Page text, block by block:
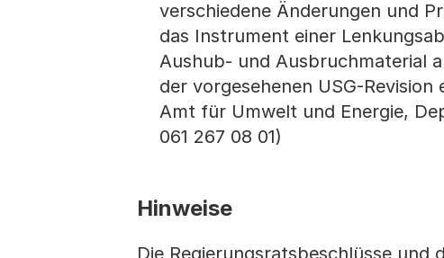
verschiedene Änderungen und
das Instrument einer
Aushub- und Ausbruchmaterial
der vorgesehenen USG-
Amt für Umwelt und Energie,
061 267 08 01)
Hinweise
Die Regierungsratsbeschlüsse und